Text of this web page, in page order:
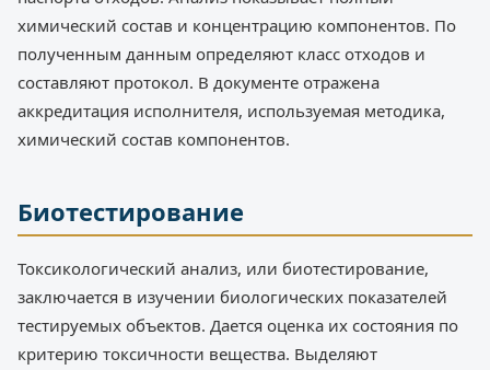
химический состав и концентрацию компонентов. По
полученным данным определяют класс отходов и
составляют протокол. В документе отражена
аккредитация исполнителя, используемая методика,
химический состав компонентов.
Биотестирование
Токсикологический анализ, или биотестирование,
заключается в изучении биологических показателей
тестируемых объектов. Дается оценка их состояния по
критерию токсичности вещества. Выделяют